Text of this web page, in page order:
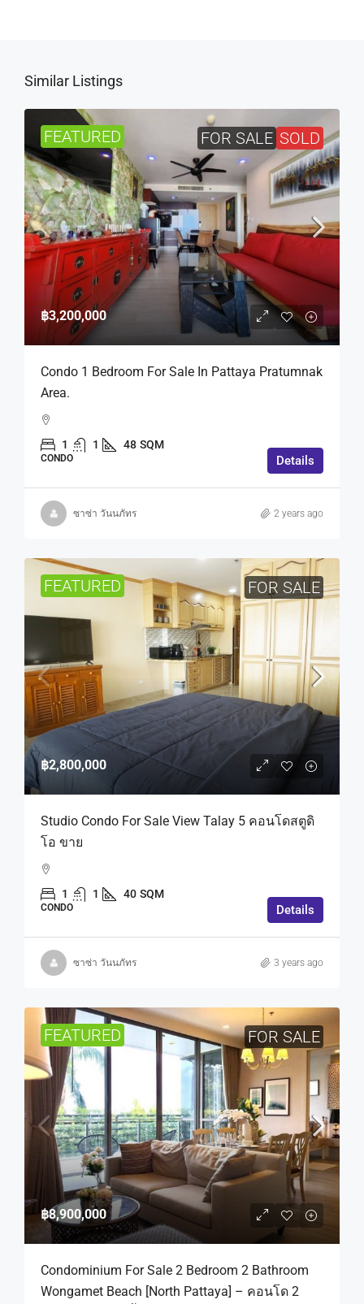
Similar Listings
FEATURED FOR SALE SOLD
฿3,200,000
Condo 1 Bedroom For Sale In Pattaya Pratumnak
Area.
1 1 48 SQM
CONDO Details
ซาซ่า วันนภัทร 2 years ago
FEATURED FOR SALE
฿2,800,000
Studio Condo For Sale View Talay 5 คอนโดสตูดิ
โอ ขาย
1 1 40 SQM
CONDO Details
ซาซ่า วันนภัทร 3 years ago
FEATURED FOR SALE
฿8,900,000
Condominium For Sale 2 Bedroom 2 Bathroom
Wongamet Beach [North Pattaya] – คอนโด 2